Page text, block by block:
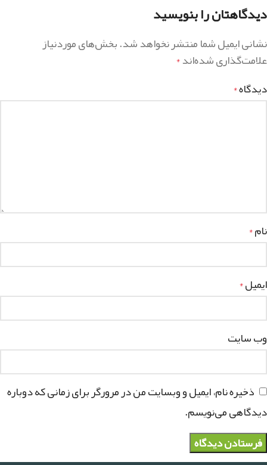
دیدگاهتان را بنویسید
نشانی ایمیل شما منتشر نخواهد شد.بخش‌های موردنیاز
علامت‌گذاری شده‌اند*
دیدگاه*
نام*
ایمیل*
وب‌ سایت
ذخیره نام، ایمیل و وبسایت من در مرورگر برای زمانی که دوباره
دیدگاهی می‌نویسم.